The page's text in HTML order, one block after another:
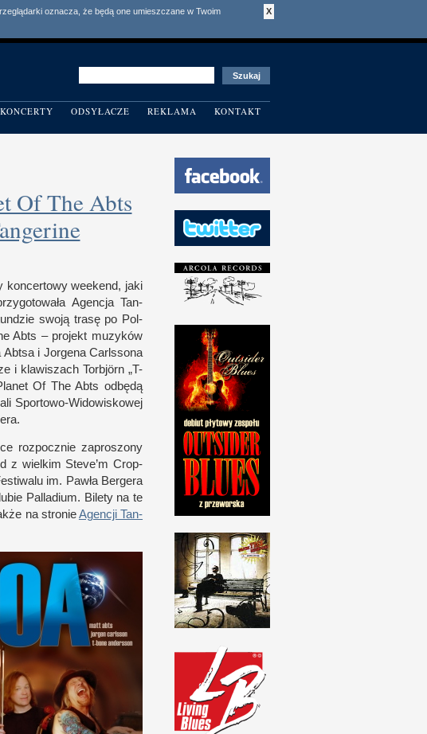
X
oznacza, że będą one umieszczane w Twoim
KONCERTY ODSYŁACZE REKLAMA KONTAKT
Of The Abts
kon­cer­towy week­end, jaki
Agen­cja Tan­
swoją trasę po Pol­
Abts – projekt muzyków
Abtsa i Jor­gena Carls­sona
i klawiszach Tor­björn „T-​
Of The Abts odbędą
ali Sportowo-​Widowiskowej
roz­pocz­nie zaproszony
z wiel­kim Steve’m Crop­
im. Pawła Ber­gera
Pal­ladium. Bilety na te
na stronieAgen­cji Tan­